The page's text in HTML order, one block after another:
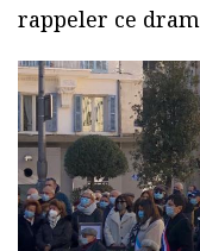
rappeler ce